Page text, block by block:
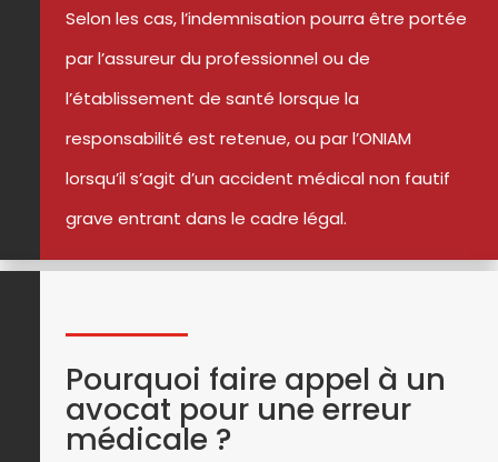
Selon les cas, l’indemnisation pourra être portée
par l’assureur du professionnel ou de
l’établissement de santé lorsque la
responsabilité est retenue, ou par l’ONIAM
lorsqu’il s’agit d’un accident médical non fautif
grave entrant dans le cadre légal.
Pourquoi faire appel à un
avocat pour une erreur
médicale ?